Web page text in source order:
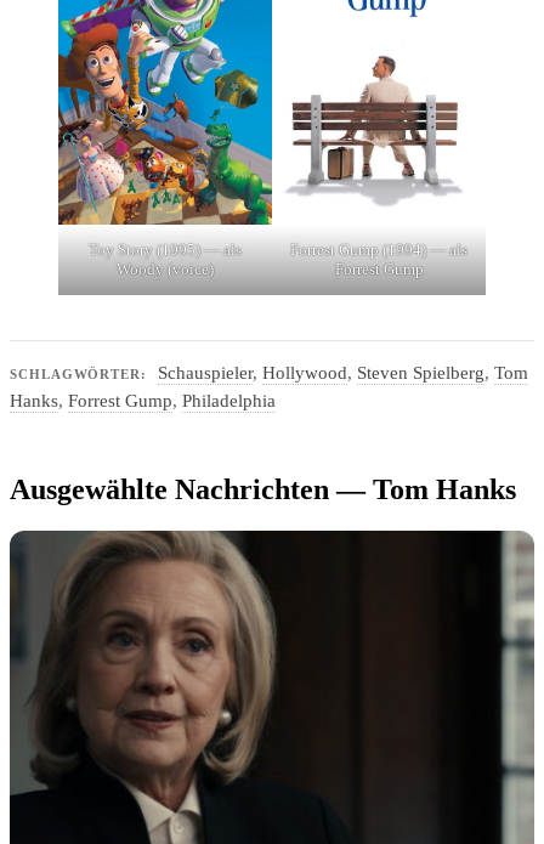
Toy Story (1995) — als
Woody (voice)
Forrest Gump (1994) — als
Forrest Gump
SCHLAGWÖRTER: Schauspieler, Hollywood, Steven Spielberg, Tom
Hanks, Forrest Gump, Philadelphia
Ausgewählte Nachrichten — Tom Hanks